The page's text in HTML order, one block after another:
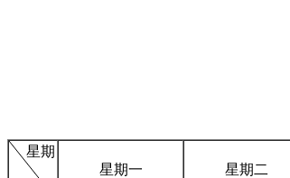
星期
星期一 星期二